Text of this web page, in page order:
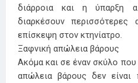
διάρροια και η ύπαρξη
διαρκέσουν
επίσκεψη στον κτηνίατρο.
Ξαφνική απώλεια βάρους
Ακόμα και σε έναν σκύλο που
απώλεια βάρους δεν